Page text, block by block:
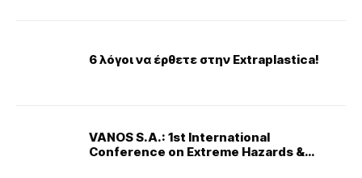
6 λόγοι να έρθετε στην Extraplastica!
VANOS S.A.: 1st International
Conference on Extreme Hazards &